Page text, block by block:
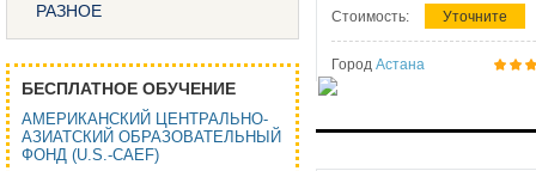
РАЗНОЕ
БЕСПЛАТНОЕ ОБУЧЕНИЕ
АМЕРИКАНСКИЙ ЦЕНТРАЛЬНО-
АЗИАТСКИЙ ОБРАЗОВАТЕЛЬНЫЙ
ФОНД (U.S.-CAEF)
Стоимость: Уточните
Город Астана